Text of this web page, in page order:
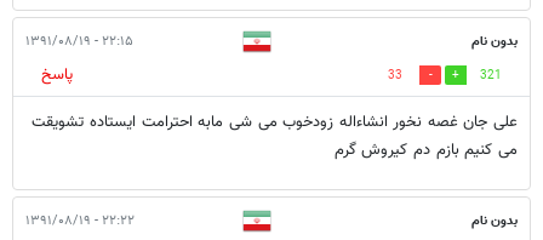
بدون نام ۲۲:۱۵ - ۱۳۹۱/۰۸/۱۹
321
33
پاسخ
علی جان غصه نخور انشاءاله زودخوب می شی مابه احترامت ایستاده تشویقت
می کنیم بازم دم کیروش گرم
بدون نام ۲۲:۲۲ - ۱۳۹۱/۰۸/۱۹